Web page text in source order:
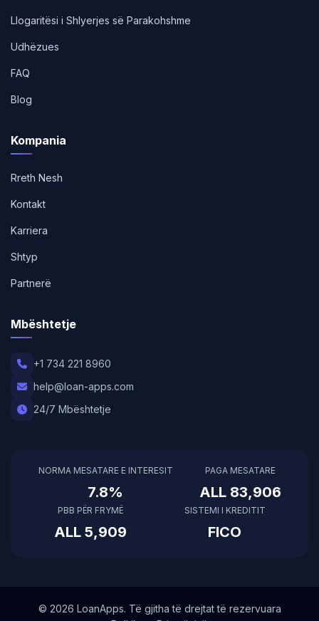
Llogaritësi i Shlyerjes së Parakohshme
Udhëzues
FAQ
Blog
Kompania
Rreth Nesh
Kontakt
Karriera
Shtyp
Partnerë
Mbështetje
+1 734 221 8960
help@loan-apps.com
24/7 Mbështetje
NORMA MESATARE E INTERESIT
7.8%
PAGA MESATARE
ALL 83,906
PBB PËR FRYMË
ALL 5,909
SISTEMI I KREDITIT
FICO
© 2026 LoanApps. Të gjitha të drejtat të rezervuara